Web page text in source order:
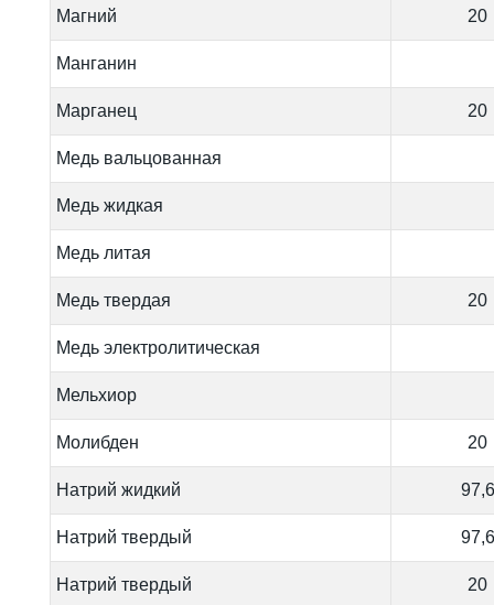
Магний 20
Манганин
Марганец 20
Медь вальцованная
Медь жидкая
Медь литая
Медь твердая 20
Медь электролитическая
Мельхиор
Молибден 20
Натрий жидкий 97,6
Натрий твердый 97,6
Натрий твердый 20